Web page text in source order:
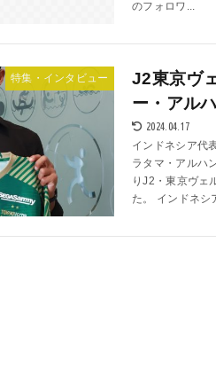
のフォロワ...
特集・インタビュー
J2東京ヴ
ー・アル
2024.04.17
インドネシア代
ラタマ・アルハ
りJ2・東京ヴェ
た。 インドネシ